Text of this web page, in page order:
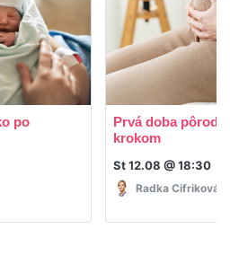
po
Prvá doba
krokom
St 12.08 @ 18:30
Radka Cifriková